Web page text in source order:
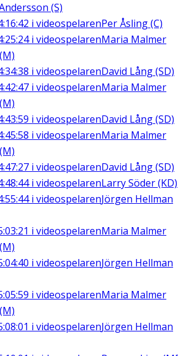
(S)
i videospelarenPer Åsling (C)
i videospelarenMaria Malmer
i videospelarenDavid Lång (SD)
i videospelarenMaria Malmer
i videospelarenDavid Lång (SD)
i videospelarenMaria Malmer
i videospelarenDavid Lång (SD)
i videospelarenLarry Söder (KD)
i videospelarenJörgen Hellman
i videospelarenMaria Malmer
i videospelarenJörgen Hellman
i videospelarenMaria Malmer
i videospelarenJörgen Hellman